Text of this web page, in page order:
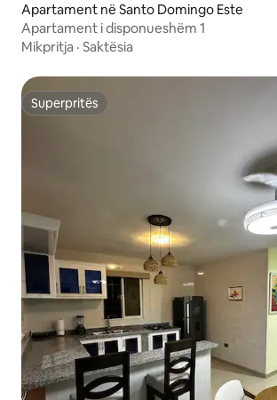
Apartament në Santo Domingo Este
Apartament i disponueshëm 1
Mikpritja · Saktësia
Superpritës
Superpritës